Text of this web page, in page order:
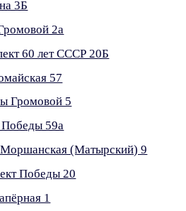
3Б
2а
60 лет СССР 20Б
57
Громовой 5
59а
(Матырский) 9
Победы 20
1